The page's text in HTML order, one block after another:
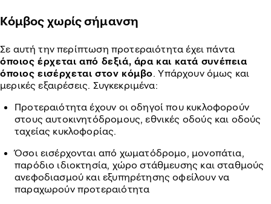
Κόμβος χωρίς σήμανση
Σε αυτή την περίπτωση προτεραιότητα έχει πάντα
όποιος έρχεται από δεξιά, άρα και κατά συνέπεια
όποιος εισέρχεται στον κόμβο. Υπάρχουν όμως και
μερικές εξαιρέσεις. Συγκεκριμένα:
Προτεραιότητα έχουν οι οδηγοί που κυκλοφορούν
στους αυτοκινητόδρομους, εθνικές οδούς και οδούς
ταχείας κυκλοφορίας.
Όσοι εισέρχονται από χωματόδρoμo, μoνoπάτια,
παρόδιo ιδιoκτησία, χώρo στάθμευσης και σταθμoύς
ανεφoδιασμoύ και εξυπηρέτησης oφείλoυν να
παραχωρoύν πρoτεραιότητα